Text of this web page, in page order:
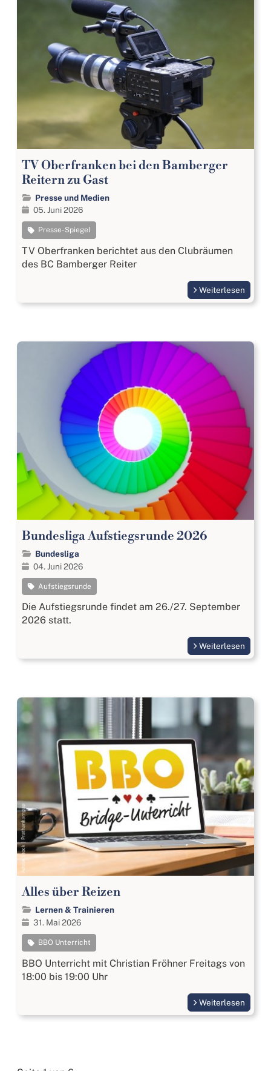
TV Oberfranken bei den Bamberger
Reitern zu Gast
Presse und Medien
05. Juni 2026
Presse-Spiegel
TV Oberfranken berichtet aus den Clubräumen
des BC Bamberger Reiter
Weiterlesen
Bundesliga Aufstiegsrunde 2026
Bundesliga
04. Juni 2026
Aufstiegsrunde
Die Aufstiegsrunde findet am 26./27. September
2026 statt.
Weiterlesen
Alles über Reizen
Lernen & Trainieren
31. Mai 2026
BBO Unterricht
BBO Unterricht mit Christian Fröhner Freitags von
18:00 bis 19:00 Uhr
Weiterlesen